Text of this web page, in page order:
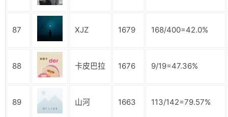
87 XJZ 1679 168/400=42.0%
88 卡皮巴拉 1676 9/19=47.36%
89 山河 1663 113/142=79.57%